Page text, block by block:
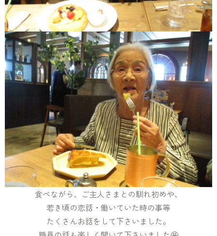
食べながら、ご主人さまとの馴れ初めや、
若き頃の恋話・働いていた時の事等
たくさんお話をして下さいました。